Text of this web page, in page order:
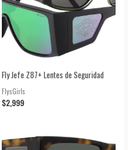
Fly Jefe Z87+ Lentes de Seguridad
FlysGirls
$2,999